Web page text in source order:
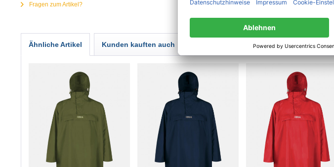
Fragen zum Artikel?
Ähnliche Artikel Kunden kauften auch Kunden haben sich ebenfalls angesehen